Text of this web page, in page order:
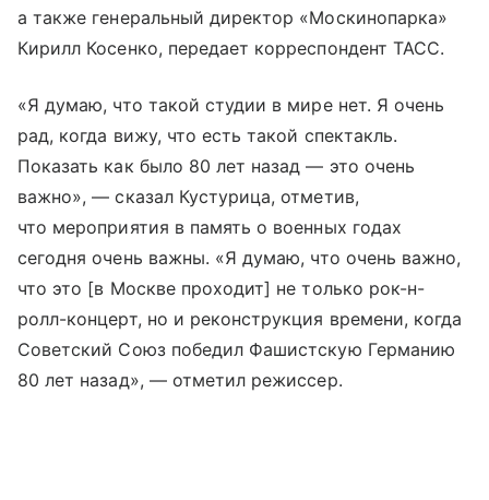
а также генеральный директор «Москинопарка»
Кирилл Косенко, передает корреспондент ТАСС.
«Я думаю, что такой студии в мире нет. Я очень
рад, когда вижу, что есть такой спектакль.
Показать как было 80 лет назад — это очень
важно», — сказал Кустурица, отметив,
что мероприятия в память о военных годах
сегодня очень важны. «Я думаю, что очень важно,
что это [в Москве проходит] не только рок-н-
ролл-концерт, но и реконструкция времени, когда
Советский Союз победил Фашистскую Германию
80 лет назад», — отметил режиссер.